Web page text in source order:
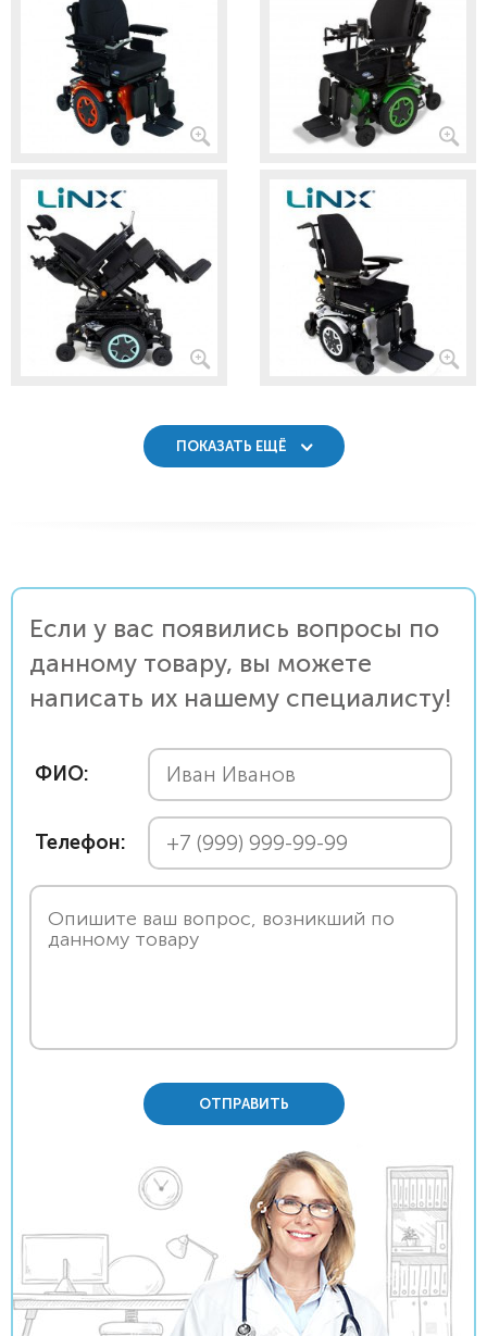
ПОКАЗАТЬ ЕЩЁ
Если у вас появились вопросы по
данному товару, вы можете
написать их нашему специалисту!
ФИО:
Телефон:
ОТПРАВИТЬ